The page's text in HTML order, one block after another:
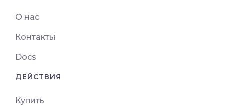
О нас
Контакты
Docs
ДЕЙСТВИЯ
Купить